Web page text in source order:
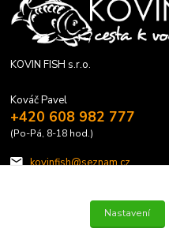
KOVIN FISH s.r.o.
Kováč Pavel
+420 608 982 777
(Po-Pá, 8-18 hod.)
kovinfish@seznam.cz
Nastavení